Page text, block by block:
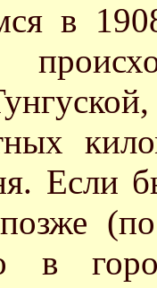
в
Если
в